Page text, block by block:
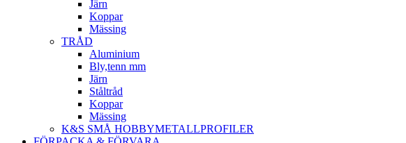
Järn
Koppar
Mässing
TRÅD
Aluminium
Bly,tenn mm
Järn
Ståltråd
Koppar
Mässing
K&S SMÅ HOBBYMETALLPROFILER